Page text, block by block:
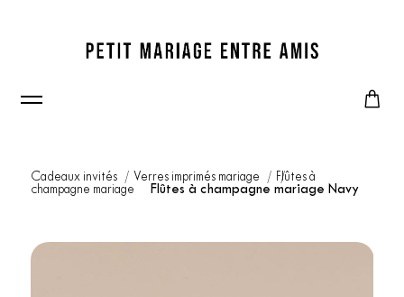
Cadeaux invités Verres imprimés mariage
Flûtes à
champagne mariage
Flûtes à champagne mariage Navy